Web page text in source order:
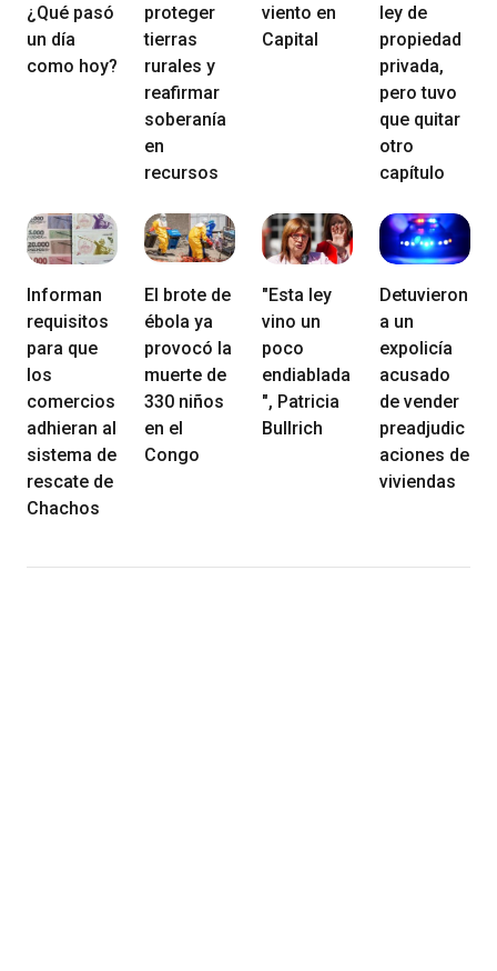
¿Qué pasó
un día
como hoy?
proteger
tierras
rurales y
reafirmar
soberanía
en
recursos
viento en
Capital
ley de
propiedad
privada,
pero tuvo
que quitar
otro
capítulo
Informan
requisitos
para que
los
comercios
adhieran al
sistema de
rescate de
Chachos
El brote de
ébola ya
provocó la
muerte de
330 niños
en el
Congo
"Esta ley
vino un
poco
endiablada
", Patricia
Bullrich
Detuvieron
a un
expolicía
acusado
de vender
preadjudic
aciones de
viviendas